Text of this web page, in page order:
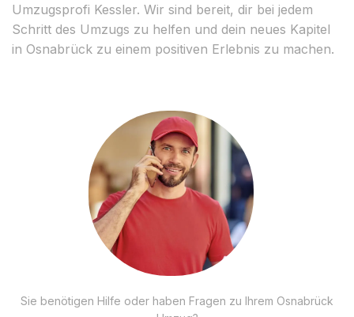
Umzugsprofi Kessler. Wir sind bereit, dir bei jedem
Schritt des Umzugs zu helfen und dein neues Kapitel
in Osnabrück zu einem positiven Erlebnis zu machen.
Sie benötigen Hilfe oder haben Fragen zu Ihrem Osnabrück